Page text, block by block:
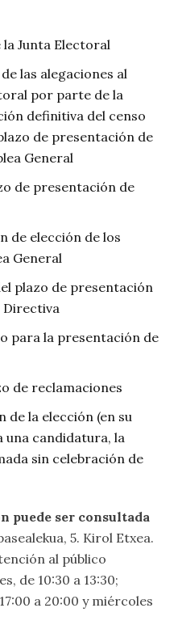
Junta Electoral
las alegaciones al
por parte de la
definitiva del censo
de presentación de
General
de presentación de
de elección de los
General
plazo de presentación
Directiva
para la presentación de
de reclamaciones
de la elección (en su
una candidatura, la
sin celebración de
puede ser consultada
5. Kirol Etxea.
al público
de 10:30 a 13:30;
a 20:00 y miércoles